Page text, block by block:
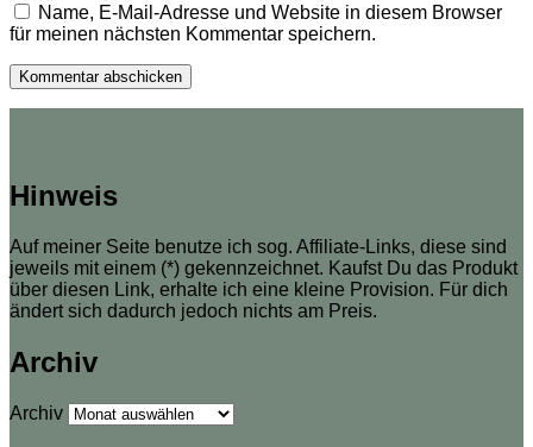
Name, E-Mail-Adresse und Website in diesem Browser
für meinen nächsten Kommentar speichern.
Hinweis
Auf meiner Seite benutze ich sog. Affiliate-Links, diese sind
jeweils mit einem (*) gekennzeichnet. Kaufst Du das Produkt
über diesen Link, erhalte ich eine kleine Provision. Für dich
ändert sich dadurch jedoch nichts am Preis.
Archiv
Archiv